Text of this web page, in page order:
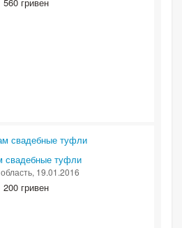
свадебные туфли
, 19.01.2016
200 гривен